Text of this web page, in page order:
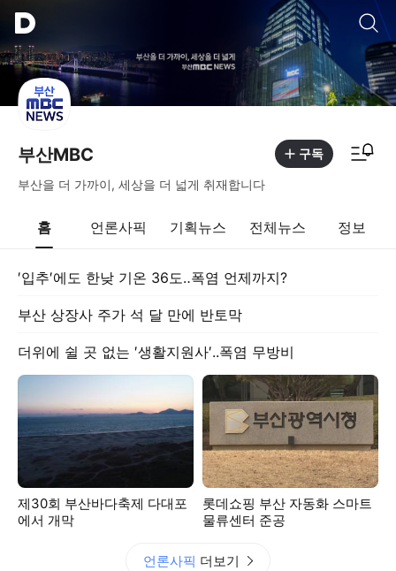
부산MBC 구독
부산을 더 가까이, 세상을 더 넓게 취재합니다
홈 언론사픽 기획뉴스 전체뉴스 정보
′입추′에도 한낮 기온 36도‥폭염 언제까지?
부산 상장사 주가 석 달 만에 반토막
더위에 쉴 곳 없는 ′생활지원사′..폭염 무방비
제30회 부산바다축제 다대포
에서 개막
롯데쇼핑 부산 자동화 스마트
물류센터 준공
언론사픽 더보기